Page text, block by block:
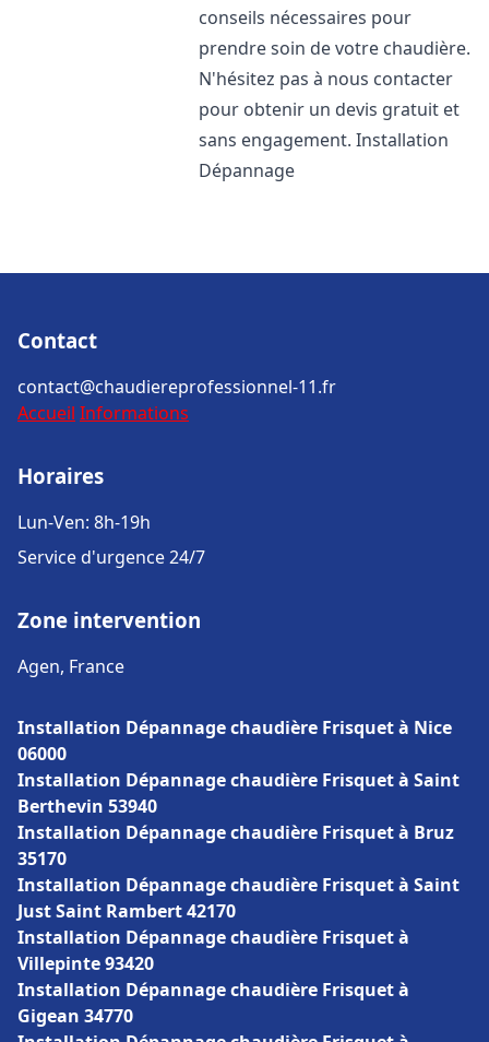
conseils nécessaires pour
prendre soin de votre chaudière.
N'hésitez pas à nous contacter
pour obtenir un devis gratuit et
sans engagement. Installation
Dépannage
Contact
contact@chaudiereprofessionnel-11.fr
Accueil Informations
Horaires
Lun-Ven: 8h-19h
Service d'urgence 24/7
Zone intervention
Agen, France
Installation Dépannage chaudière Frisquet à Nice
06000
Installation Dépannage chaudière Frisquet à Saint
Berthevin 53940
Installation Dépannage chaudière Frisquet à Bruz
35170
Installation Dépannage chaudière Frisquet à Saint
Just Saint Rambert 42170
Installation Dépannage chaudière Frisquet à
Villepinte 93420
Installation Dépannage chaudière Frisquet à
Gigean 34770